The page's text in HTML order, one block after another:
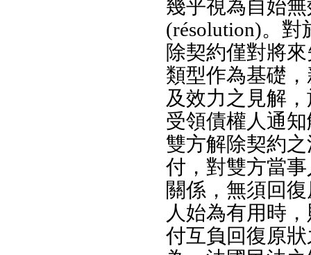
幾乎視為自始
(résolution)。
除契約僅對將
類型作為基礎
及效力之見解
受領債權人通
雙方解除契約
付，對雙方當
關係，無須回
人始為有用時
付互負回復原